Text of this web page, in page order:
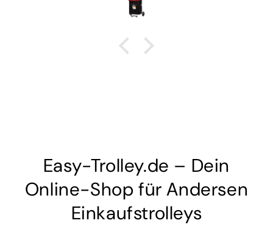
Easy-Trolley.de – Dein
Online-Shop für Andersen
Einkaufstrolleys